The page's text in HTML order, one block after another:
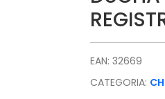
EAN: 32669
CATEGORIA: